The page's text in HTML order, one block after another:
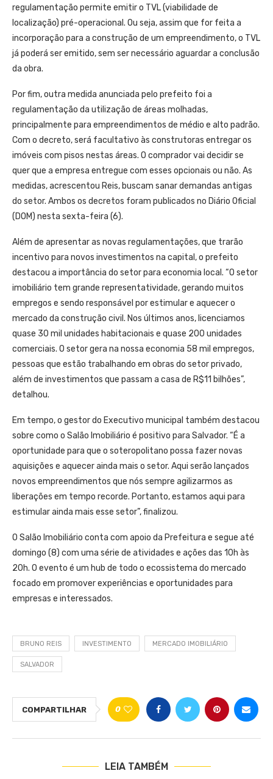
regulamentação permite emitir o TVL (viabilidade de
localização) pré-operacional. Ou seja, assim que for feita a
incorporação para a construção de um empreendimento, o TVL
já poderá ser emitido, sem ser necessário aguardar a conclusão
da obra.
Por fim, outra medida anunciada pelo prefeito foi a
regulamentação da utilização de áreas molhadas,
principalmente para empreendimentos de médio e alto padrão.
Com o decreto, será facultativo às construtoras entregar os
imóveis com pisos nestas áreas. O comprador vai decidir se
quer que a empresa entregue com esses opcionais ou não. As
medidas, acrescentou Reis, buscam sanar demandas antigas
do setor. Ambos os decretos foram publicados no Diário Oficial
(DOM) nesta sexta-feira (6).
Além de apresentar as novas regulamentações, que trarão
incentivo para novos investimentos na capital, o prefeito
destacou a importância do setor para economia local. “O setor
imobiliário tem grande representatividade, gerando muitos
empregos e sendo responsável por estimular e aquecer o
mercado da construção civil. Nos últimos anos, licenciamos
quase 30 mil unidades habitacionais e quase 200 unidades
comerciais. O setor gera na nossa economia 58 mil empregos,
pessoas que estão trabalhando em obras do setor privado,
além de investimentos que passam a casa de R$11 bilhões”,
detalhou.
Em tempo, o gestor do Executivo municipal também destacou
sobre como o Salão Imobiliário é positivo para Salvador. “É a
oportunidade para que o soteropolitano possa fazer novas
aquisições e aquecer ainda mais o setor. Aqui serão lançados
novos empreendimentos que nós sempre agilizarmos as
liberações em tempo recorde. Portanto, estamos aqui para
estimular ainda mais esse setor”, finalizou.
O Salão Imobiliário conta com apoio da Prefeitura e segue até
domingo (8) com uma série de atividades e ações das 10h às
20h. O evento é um hub de todo o ecossistema do mercado
focado em promover experiências e oportunidades para
empresas e interessados.
BRUNO REIS INVESTIMENTO MERCADO IMOBILIÁRIO
SALVADOR
COMPARTILHAR 0
LEIA TAMBÉM